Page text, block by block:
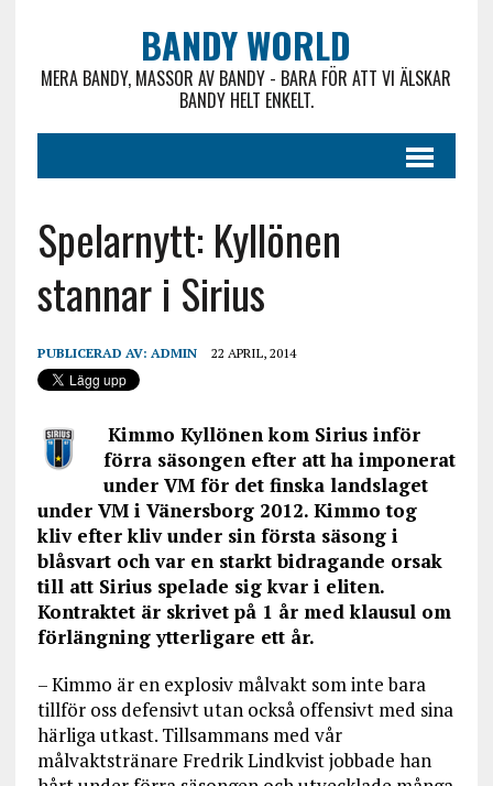
BANDY WORLD
MERA BANDY, MASSOR AV BANDY - BARA FÖR ATT VI ÄLSKAR
BANDY HELT ENKELT.
Spelarnytt: Kyllönen
stannar i Sirius
PUBLICERAD AV: ADMIN 22 APRIL, 2014
Kimmo Kyllönen kom Sirius inför
förra säsongen efter att ha imponerat
under VM för det finska landslaget
under VM i Vänersborg 2012. Kimmo tog
kliv efter kliv under sin första säsong i
blåsvart och var en starkt bidragande orsak
till att Sirius spelade sig kvar i eliten.
Kontraktet är skrivet på 1 år med klausul om
förlängning ytterligare ett år.
– Kimmo är en explosiv målvakt som inte bara
tillför oss defensivt utan också offensivt med sina
härliga utkast. Tillsammans med vår
målvaktstränare Fredrik Lindkvist jobbade han